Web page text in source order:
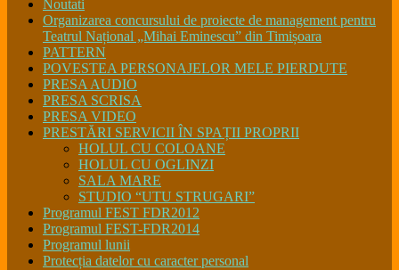
Noutati
Organizarea concursului de proiecte de management pentru
Teatrul Național „Mihai Eminescu” din Timișoara
PATTERN
POVESTEA PERSONAJELOR MELE PIERDUTE
PRESA AUDIO
PRESA SCRISA
PRESA VIDEO
PRESTĂRI SERVICII ÎN SPAȚII PROPRII
HOLUL CU COLOANE
HOLUL CU OGLINZI
SALA MARE
STUDIO “UTU STRUGARI”
Programul FEST FDR2012
Programul FEST-FDR2014
Programul lunii
Protecția datelor cu caracter personal